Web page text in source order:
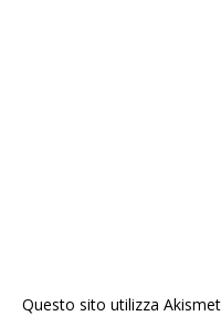
Questo sito utilizza